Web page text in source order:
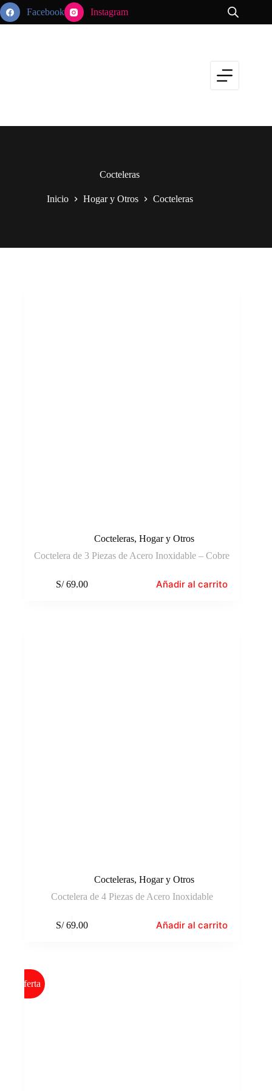
Saltar
al
contenido
Facebook Instagram
Cocteleras
Inicio Hogar y Otros Cocteleras
Cocteleras, Hogar y Otros
Coctelera de 3 Piezas de Acero Inoxidable – Cobre
S/69.00 Añadir al carrito
Cocteleras, Hogar y Otros
Coctelera de 4 Piezas de Acero Inoxidable
S/69.00 Añadir al carrito
Oferta